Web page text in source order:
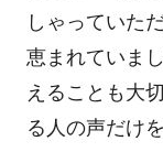
しゃっていた
恵まれていま
えることも大
る人の声だけ